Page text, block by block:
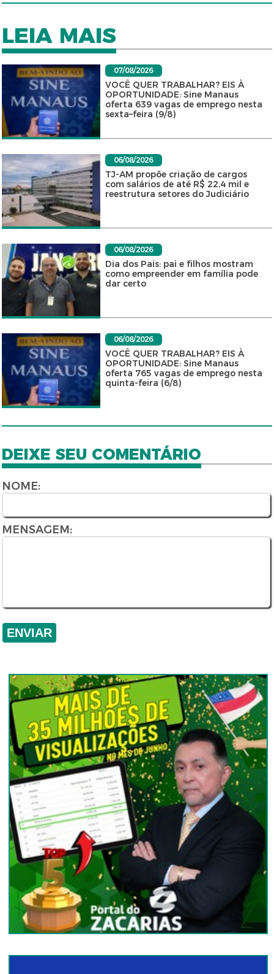
LEIA MAIS
07/08/2026
VOCÊ QUER TRABALHAR? EIS À
OPORTUNIDADE: Sine Manaus
oferta 639 vagas de emprego nesta
sexta–feira (9/8)
06/08/2026
TJ-AM propõe criação de cargos
com salários de até R$ 22,4 mil e
reestrutura setores do Judiciário
06/08/2026
Dia dos Pais: pai e filhos mostram
como empreender em família pode
dar certo
06/08/2026
VOCÊ QUER TRABALHAR? EIS À
OPORTUNIDADE: Sine Manaus
oferta 765 vagas de emprego nesta
quinta-feira (6/8)
DEIXE SEU COMENTÁRIO
NOME:
MENSAGEM: